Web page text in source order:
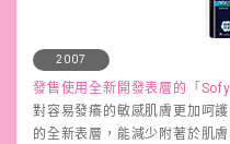
2007
發售使用全新開發表層的「
對容易發癢的敏感肌膚更加呵
的全新表層，能減少附著於肌